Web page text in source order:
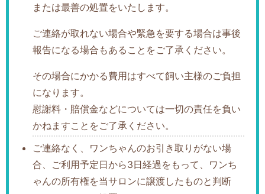
または最善の処置をいたします。
ご連絡が取れない場合や緊急を要する場合は事後
報告になる場合もあることをご了承ください。
その場合にかかる費用はすべて飼い主様のご負担
になります。
慰謝料・賠償金などについては一切の責任を負い
かねますことをご了承ください。
ご連絡なく、ワンちゃんのお引き取りがない場
合、ご利用予定日から3日経過をもって、ワンち
ゃんの所有権を当サロンに譲渡したものと判断